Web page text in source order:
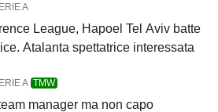
A
League, Hapoel Tel Aviv batte
Atalanta spettatrice interessata
A TMW
manager ma non capo